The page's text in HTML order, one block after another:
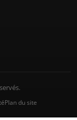
Plan du site